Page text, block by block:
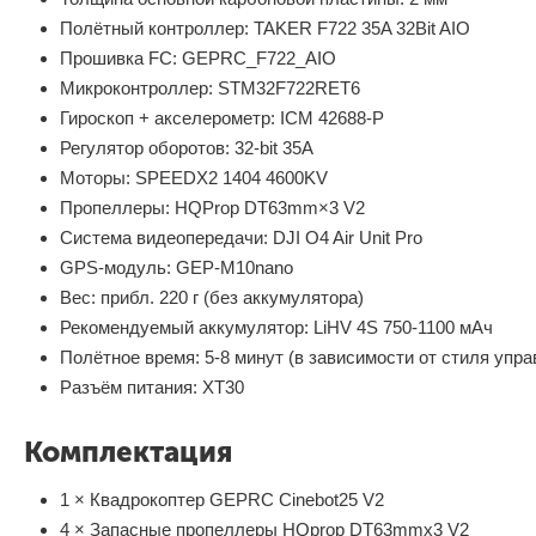
Полётный контроллер: TAKER F722 35A 32Bit AIO
Прошивка FC: GEPRC_F722_AIO
Микроконтроллер: STM32F722RET6
Гироскоп + акселерометр: ICM 42688-P
Регулятор оборотов: 32-bit 35A
Моторы: SPEEDX2 1404 4600KV
Пропеллеры: HQProp DT63mm×3 V2
Система видеопередачи: DJI O4 Air Unit Pro
GPS-модуль: GEP-M10nano
Вес: прибл. 220 г (без аккумулятора)
Рекомендуемый аккумулятор: LiHV 4S 750-1100 мАч
Полётное время: 5-8 минут (в зависимости от стиля
Разъём питания: XT30
Комплектация
1 × Квадрокоптер GEPRC Cinebot25 V2
4 × Запасные пропеллеры HQprop DT63mmx3 V2